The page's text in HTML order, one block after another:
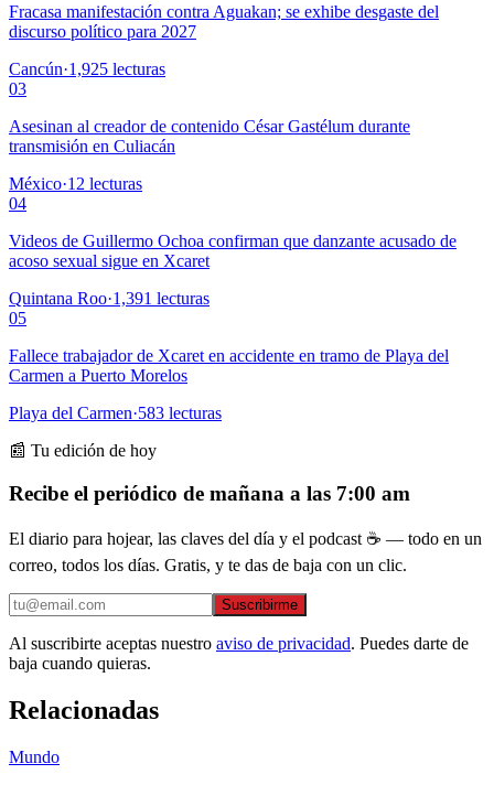
Fracasa manifestación contra Aguakan; se exhibe desgaste del
discurso político para 2027
Cancún·1,925 lecturas
03
Asesinan al creador de contenido César Gastélum durante
transmisión en Culiacán
México·12 lecturas
04
Videos de Guillermo Ochoa confirman que danzante acusado de
acoso sexual sigue en Xcaret
Quintana Roo·1,391 lecturas
05
Fallece trabajador de Xcaret en accidente en tramo de Playa del
Carmen a Puerto Morelos
Playa del Carmen·583 lecturas
📰 Tu edición de hoy
Recibe el periódico de mañana a las 7:00 am
El diario para hojear, las claves del día y el podcast ☕ — todo en un
correo, todos los días. Gratis, y te das de baja con un clic.
Suscribirme
Al suscribirte aceptas nuestro aviso de privacidad. Puedes darte de
baja cuando quieras.
Relacionadas
Mundo